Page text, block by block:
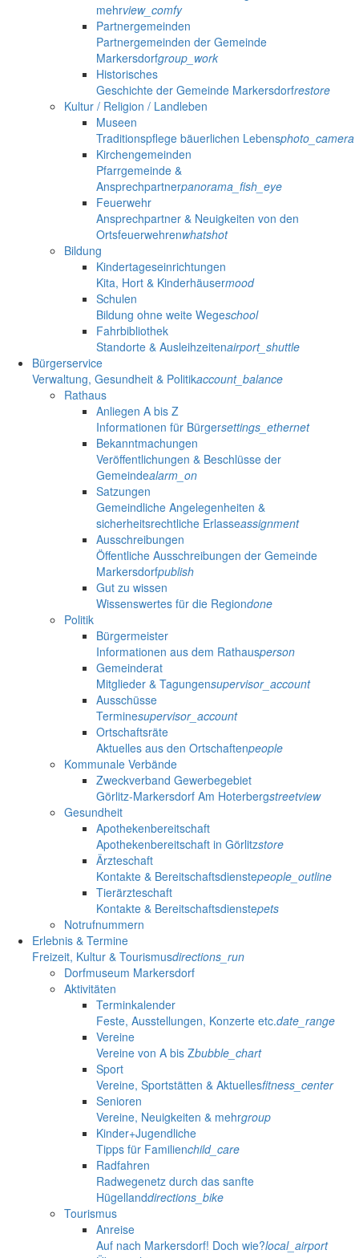
mehrview_comfy
Partnergemeinden
Partnergemeinden der Gemeinde
Markersdorfgroup_work
Historisches
Geschichte der Gemeinde Markersdorfrestore
Kultur / Religion / Landleben
Museen
Traditionspflege bäuerlichen Lebensphoto_camera
Kirchengemeinden
Pfarrgemeinde &
Ansprechpartnerpanorama_fish_eye
Feuerwehr
Ansprechpartner & Neuigkeiten von den
Ortsfeuerwehrenwhatshot
Bildung
Kindertageseinrichtungen
Kita, Hort & Kinderhäusermood
Schulen
Bildung ohne weite Wegeschool
Fahrbibliothek
Standorte & Ausleihzeitenairport_shuttle
Bürgerservice
Verwaltung, Gesundheit & Politikaccount_balance
Rathaus
Anliegen A bis Z
Informationen für Bürgersettings_ethernet
Bekanntmachungen
Veröffentlichungen & Beschlüsse der
Gemeindealarm_on
Satzungen
Gemeindliche Angelegenheiten &
sicherheitsrechtliche Erlasseassignment
Ausschreibungen
Öffentliche Ausschreibungen der Gemeinde
Markersdorfpublish
Gut zu wissen
Wissenswertes für die Regiondone
Politik
Bürgermeister
Informationen aus dem Rathausperson
Gemeinderat
Mitglieder & Tagungensupervisor_account
Ausschüsse
Terminesupervisor_account
Ortschaftsräte
Aktuelles aus den Ortschaftenpeople
Kommunale Verbände
Zweckverband Gewerbegebiet
Görlitz-Markersdorf Am Hoterbergstreetview
Gesundheit
Apothekenbereitschaft
Apothekenbereitschaft in Görlitzstore
Ärzteschaft
Kontakte & Bereitschaftsdienstepeople_outline
Tierärzteschaft
Kontakte & Bereitschaftsdienstepets
Notrufnummern
Erlebnis & Termine
Freizeit, Kultur & Tourismusdirections_run
Dorfmuseum Markersdorf
Aktivitäten
Terminkalender
Feste, Ausstellungen, Konzerte etc.date_range
Vereine
Vereine von A bis Zbubble_chart
Sport
Vereine, Sportstätten & Aktuellesfitness_center
Senioren
Vereine, Neuigkeiten & mehrgroup
Kinder+Jugendliche
Tipps für Familienchild_care
Radfahren
Radwegenetz durch das sanfte
Hügellanddirections_bike
Tourismus
Anreise
Auf nach Markersdorf! Doch wie?local_airport